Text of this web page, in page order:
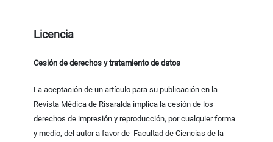
Licencia
Cesión de derechos y tratamiento de datos
La aceptación de un artículo para su publicación en la
Revista Médica de Risaralda implica la cesión de los
derechos de impresión y reproducción, por cualquier forma
y medio, del autor a favor de Facultad de Ciencias de la